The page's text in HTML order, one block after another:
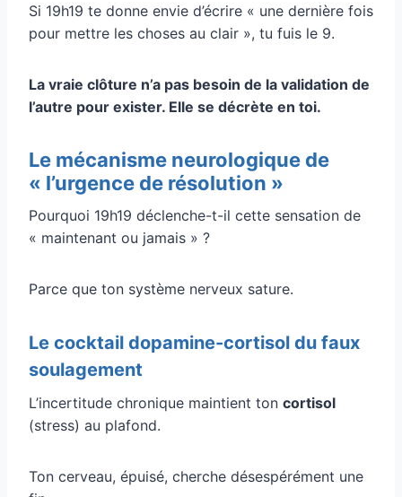
Si 19h19 te donne envie d’écrire « une dernière fois
pour mettre les choses au clair », tu fuis le 9.
La vraie clôture n’a pas besoin de la validation de
l’autre pour exister. Elle se décrète en toi.
Le mécanisme neurologique de
« l’urgence de résolution »
Pourquoi 19h19 déclenche-t-il cette sensation de
« maintenant ou jamais » ?
Parce que ton système nerveux sature.
Le cocktail dopamine-cortisol du faux
soulagement
L’incertitude chronique maintient ton cortisol
(stress) au plafond.
Ton cerveau, épuisé, cherche désespérément une